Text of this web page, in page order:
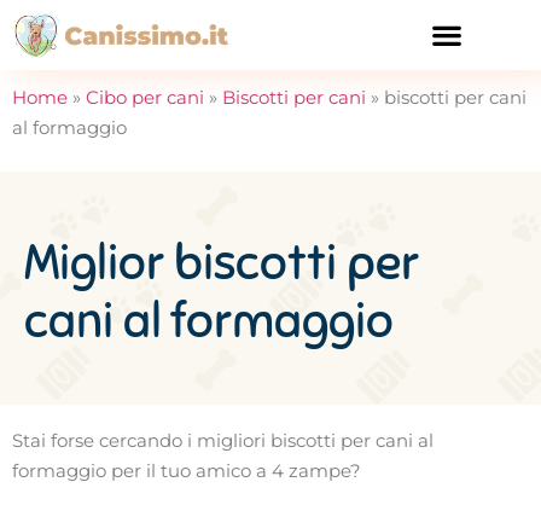
Home » Cibo per cani » Biscotti per cani » biscotti per cani
al formaggio
Miglior biscotti per
cani al formaggio
Stai forse cercando i migliori biscotti per cani al
formaggio per il tuo amico a 4 zampe?